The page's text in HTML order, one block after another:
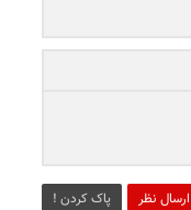
ارسال نظر پاک کردن !